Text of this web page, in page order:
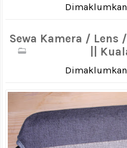
Dimaklumkan
Sewa Kamera / Lens
||
Dimaklumkan